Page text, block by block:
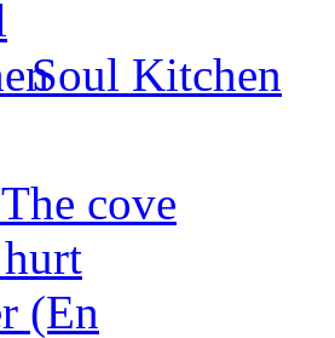
Soul Kitchen
The cove